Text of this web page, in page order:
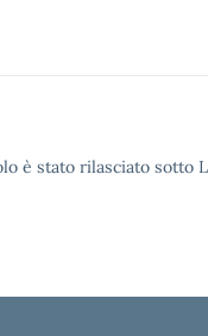
è stato rilasciato sotto